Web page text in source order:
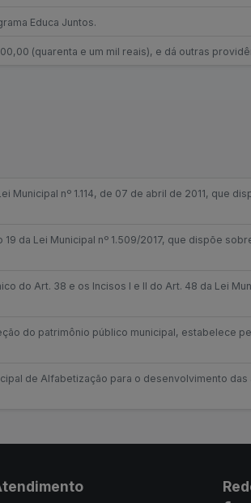
Educa Juntos.
(quarenta e um mil reais), e dá outras
nº 1.114, de 07 de abril de 2011, que
da Lei Municipal nº 1.509/2017, que dispõe
do Art. 38 e os Incisos I e II do Art. 48 da Lei
do patrimônio público municipal, estabelece
de Alfabetização para o desenvolvimento